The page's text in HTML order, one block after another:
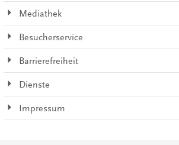
Mediathek
Besucherservice
Barrierefreiheit
Dienste
Impressum